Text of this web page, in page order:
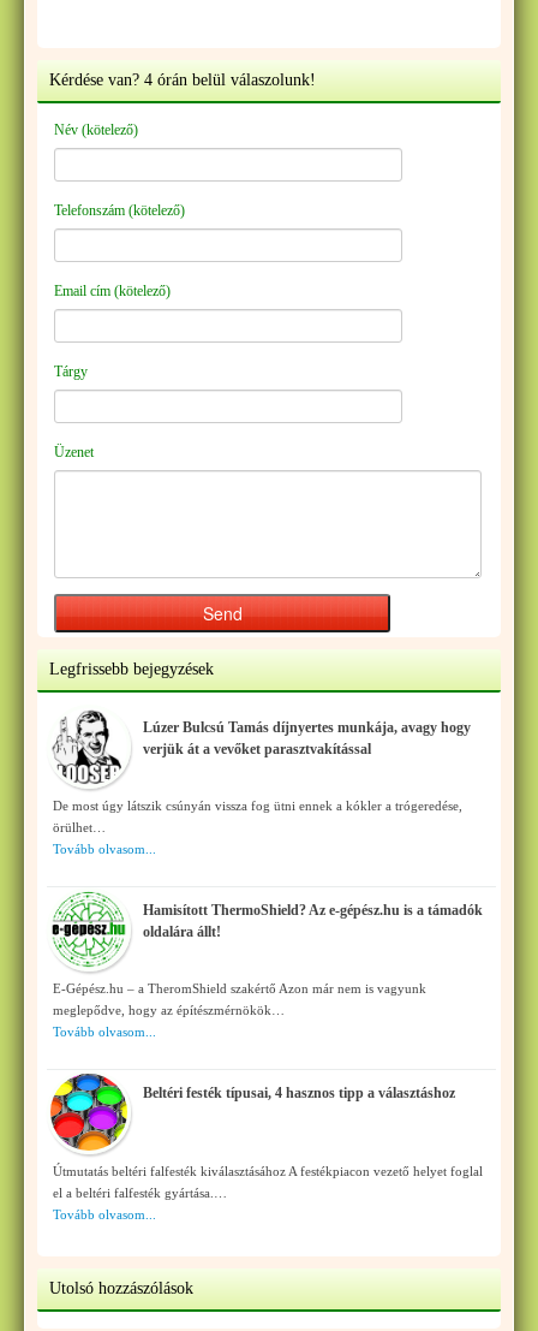
Kérdése van? 4 órán belül válaszolunk!
Név (kötelező)
Telefonszám (kötelező)
Email cím (kötelező)
Tárgy
Üzenet
Legfrissebb bejegyzések
Lúzer Bulcsú Tamás díjnyertes munkája, avagy hogy
verjük át a vevőket parasztvakítással
De most úgy látszik csúnyán vissza fog ütni ennek a kókler a trógeredése,
örülhet…
Tovább olvasom...
Hamisított ThermoShield? Az e-gépész.hu is a támadók
oldalára állt!
E-Gépész.hu – a TheromShield szakértő Azon már nem is vagyunk
meglepődve, hogy az építészmérnökök…
Tovább olvasom...
Beltéri festék típusai, 4 hasznos tipp a választáshoz
Útmutatás beltéri falfesték kiválasztásához A festékpiacon vezető helyet foglal
el a beltéri falfesték gyártása.…
Tovább olvasom...
Utolsó hozzászólások